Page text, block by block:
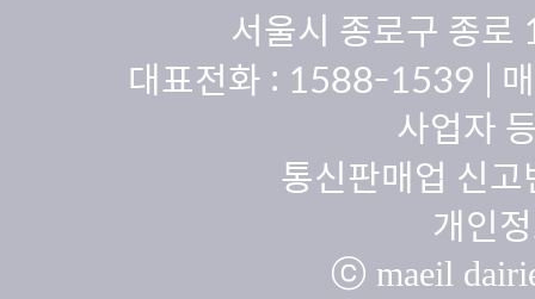
서울시 종로구 종
대표전화 : 1588-1539 |
사업자
통신판매업 신
개인
ⓒ maeil